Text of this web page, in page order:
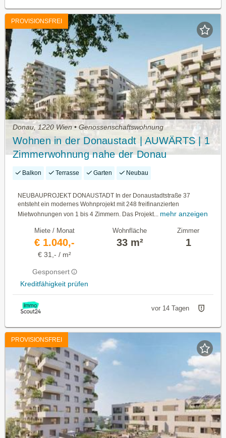
PROVISIONSFREI
Donau, 1220 Wien • Genossenschaftswohnung
Wohnen in der Donaustadt | AUWÄRTS | 1
Zimmerwohnung nahe der Donau
Balkon Terrasse Garten Neubau
NEUBAUPROJEKT DONAUSTADT In der Donaustadtstraße 37
entsteht ein modernes Wohnprojekt mit 248 freifinanzierten
Mietwohnungen von 1 bis 4 Zimmern. Das Projekt... mehr anzeigen
Miete / Monat
€ 1.040,-
€ 31,- / m²
Gesponsert
Kreditfähigkeit prüfen
Wohnfläche
33 m²
Zimmer
1
vor 14 Tagen
PROVISIONSFREI